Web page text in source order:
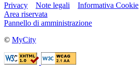
Privacy Note legali
Informativa Cookie
Area riservata
Pannello di amministrazione
© MyCity